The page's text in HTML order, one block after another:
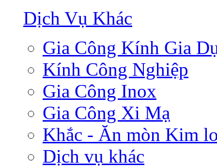
Dịch Vụ Khác
Gia Công Kính Gia
Kính Công Nghiệp
Gia Công Inox
Gia Công Xi Mạ
Khắc - Ăn mòn Kim
Dịch vụ khác